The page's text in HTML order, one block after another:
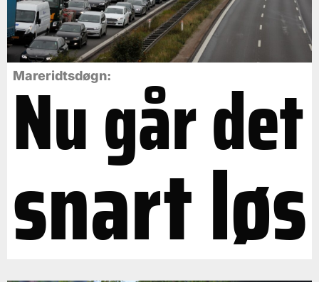
Mareridtsdøgn:
Nu går det
snart løs